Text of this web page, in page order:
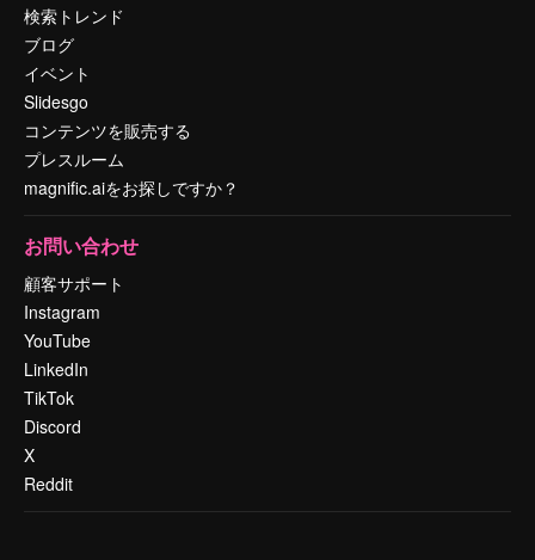
検索トレンド
ブログ
イベント
Slidesgo
コンテンツを販売する
プレスルーム
magnific.aiをお探しですか？
お問い合わせ
顧客サポート
Instagram
YouTube
LinkedIn
TikTok
Discord
X
Reddit